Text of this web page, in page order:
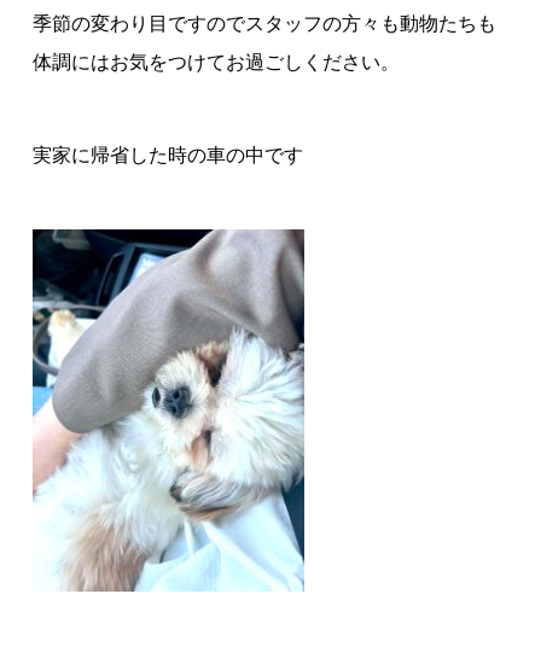
季節の変わり目ですのでスタッフの方々も動物たちも
体調にはお気をつけてお過ごしください。
実家に帰省した時の車の中です